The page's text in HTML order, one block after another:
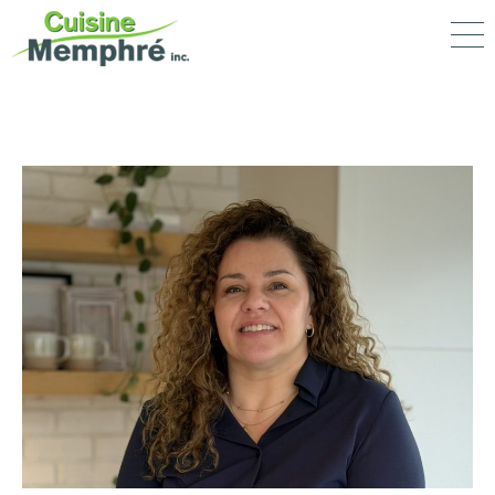
entreprise
Cuisine Memphré
770, rue Sherbrooke
Magog (Québec) J1X 2S7
819 868-5676
info@cuisinememphre.com